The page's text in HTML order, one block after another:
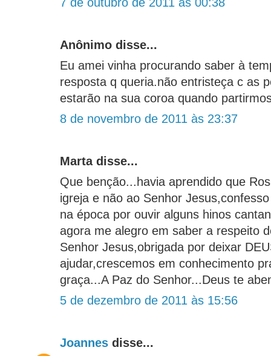
Anônimo disse...
Eu amei vinha procurando saber à
resposta q queria.não entristeça c as
estarão na sua coroa quando
8 de novembro de 2011 às 23:37
Marta disse...
Que benção...havia aprendido que
igreja e não ao Senhor
na época por ouvir alguns hinos
agora me alegro em saber a respeito
Senhor Jesus,obrigada por deixar
ajudar,crescemos em conhecimento
graça...A Paz do Senhor...Deus te
5 de dezembro de 2011 às 15:56
Joannes disse...